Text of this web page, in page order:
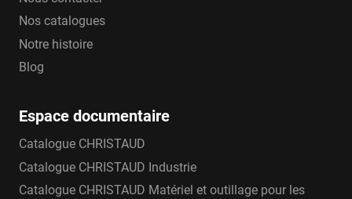
Nos catalogues
Notre histoire
Blog
Espace documentaire
Catalogue CHRISTAUD
Catalogue CHRISTAUD Industrie
Catalogue CHRISTAUD Matériel et outillage pour les